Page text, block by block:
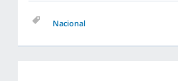
Nacional